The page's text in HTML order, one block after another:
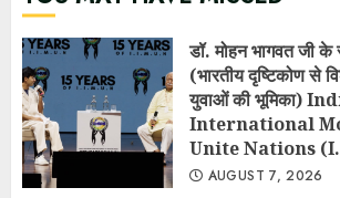
डॉ. मोहन भागवत जी
(भारतीय दृष्टिकोण से
युवाओं की भूमिका)
International
Unite Nations
AUGUST 7, 2026